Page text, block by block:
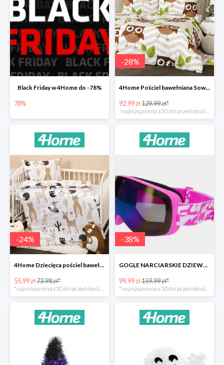
Black Friday w 4Home do -78%
78%
-28%
4Home Pościel bawełniana Sowy -28%
92.99 zł129.99 zł*
-24%
4Home Dziecięca pościel bawełniana do łóżeczka Nordic Friends -24%
55.99 zł73.98 zł*
-38%
GOGLE NARCIARSKIE DZIEWCZĘCE -37%
99.99 zł159.99 zł*